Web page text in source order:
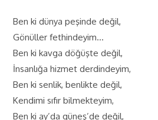
Ben ki dünya peşinde değil,
Gönüller fethindeyim…
Ben ki kavga döğüşte değil,
İnsanlığa hizmet derdindeyim,
Ben ki senlik, benlikte değil,
Kendimi sıfır bilmekteyim,
Ben ki ay’da güneş’de değil,